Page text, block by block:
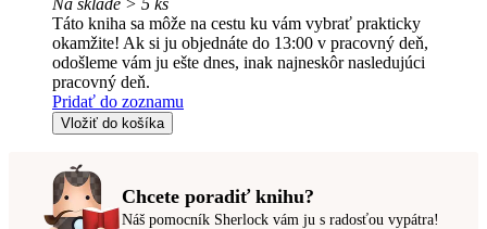
Na sklade > 5 ks
Táto kniha sa môže na cestu ku vám vybrať prakticky
okamžite! Ak si ju objednáte do 13:00 v pracovný deň,
odošleme vám ju ešte dnes, inak najneskôr nasledujúci
pracovný deň.
Pridať do zoznamu
Vložiť do košíka
Chcete poradiť knihu?
Náš pomocník Sherlock vám ju s radosťou vypátra!